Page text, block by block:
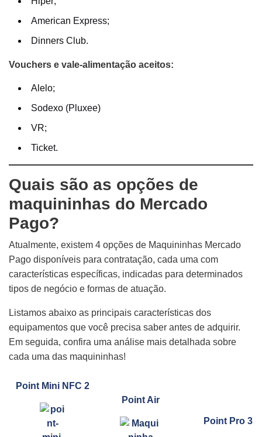
American Express;
Dinners Club.
Vouchers e vale-alimentação aceitos:
Alelo;
Sodexo (Pluxee)
VR;
Ticket.
Quais são as opções de
maquininhas do Mercado
Pago?
Atualmente, existem 4 opções de Maquininhas Mercado
Pago disponíveis para contratação, cada uma com
características específicas, indicadas para determinados
tipos de negócio e formas de atuação.
Listamos abaixo as principais características dos
equipamentos que você precisa saber antes de adquirir.
Em seguida, confira uma análise mais detalhada sobre
cada uma das maquininhas!
Point Mini NFC 2
Point Air
Point Pro 3